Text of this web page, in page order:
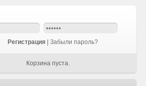
Регистрация Забыли пароль?
Корзина пуста.